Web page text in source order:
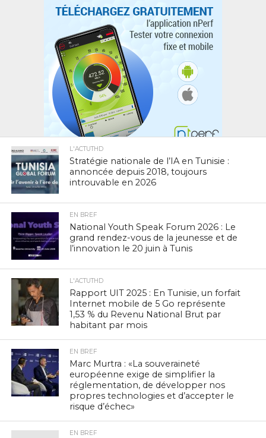
L'ACTUTHD
Stratégie nationale de l’IA en Tunisie :
annoncée depuis 2018, toujours
introuvable en 2026
EN BREF
National Youth Speak Forum 2026 : Le
grand rendez-vous de la jeunesse et de
l’innovation le 20 juin à Tunis
L'ACTUTHD
Rapport UIT 2025 : En Tunisie, un forfait
Internet mobile de 5 Go représente
1,53 % du Revenu National Brut par
habitant par mois
EN BREF
Marc Murtra : «La souveraineté
européenne exige de simplifier la
réglementation, de développer nos
propres technologies et d’accepter le
risque d’échec»
EN BREF